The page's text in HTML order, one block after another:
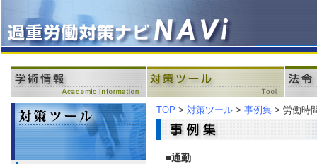
TOP > 対策ツール > 事例集 > 労働時
■通勤